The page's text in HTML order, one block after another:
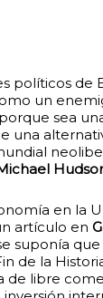
políticos de
un
sea
una
en la
artículo en
suponía
de la
de libre